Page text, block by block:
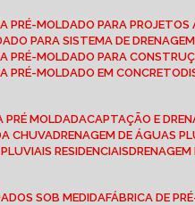
PRÉ-MOLDADO PARA
PARA SISTEMA DE DRENAGEM
PRÉ-MOLDADO PARA
PRÉ-MOLDADO EM CONCRETO
PRÉ MOLDADA
CAPTAÇÃO E
CHUVA DRENAGEM DE ÁGUAS
RESIDENCIAIS
SOB MEDIDA FÁBRICA DE